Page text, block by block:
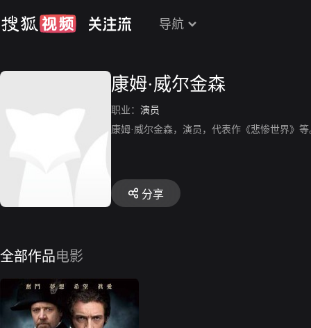
导航
康姆·威尔金森
职业： 演员
康姆·威尔金森，演员，代表作《悲惨世界》等
分享
全部作品电影